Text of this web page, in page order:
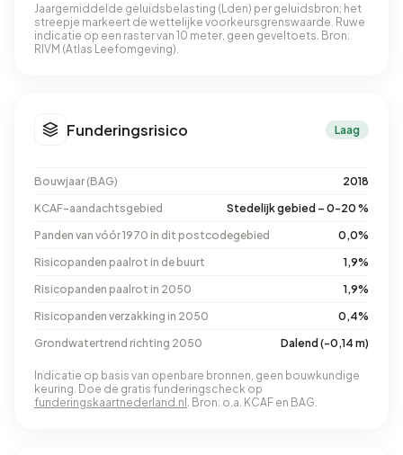
Jaargemiddelde geluidsbelasting (Lden) per geluidsbron; het
streepje markeert de wettelijke voorkeursgrenswaarde. Ruwe
indicatie op een raster van 10 meter, geen geveltoets. Bron:
RIVM (Atlas Leefomgeving).
Funderingsrisico Laag
Bouwjaar (BAG)
2018
KCAF-aandachtsgebied
Stedelijk gebied – 0-20 %
Panden van vóór 1970 in dit postcodegebied
0,0%
Risicopanden paalrot in de buurt
1,9%
Risicopanden paalrot in 2050
1,9%
Risicopanden verzakking in 2050
0,4%
Grondwatertrend richting 2050
Dalend (-0,14 m)
Indicatie op basis van openbare bronnen, geen bouwkundige
keuring. Doe de gratis funderingscheck op
funderingskaartnederland.nl . Bron: o.a. KCAF en BAG.